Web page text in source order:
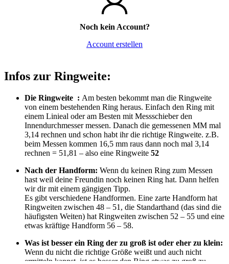
Noch kein Account?
Account erstellen
Infos zur Ringweite:
Die Ringweite : Am besten bekommt man die Ringweite
von einem bestehenden Ring heraus. Einfach den Ring mit
einem Linieal oder am Besten mit Messschieber den
Innendurchmesser messen. Danach die gemessenen MM mal
3,14 rechnen und schon habt ihr die richtige Ringweite. z.B.
beim Messen kommen 16,5 mm raus dann noch mal 3,14
rechnen = 51,81 – also eine Ringweite 52
Nach der Handform: Wenn du keinen Ring zum Messen
hast weil deine Freundin noch keinen Ring hat. Dann helfen
wir dir mit einem gängigen Tipp.
Es gibt verschiedene Handformen. Eine zarte Handform hat
Ringweiten zwischen 48 – 51, die Standarthand (das sind die
häufigsten Weiten) hat Ringweiten zwischen 52 – 55 und eine
etwas kräftige Handform 56 – 58.
Was ist besser ein Ring der zu groß ist oder eher zu klein:
Wenn du nicht die richtige Größe weißt und auch nicht
ermitteln kannst, ist es besser den Ring etwas zu groß zu